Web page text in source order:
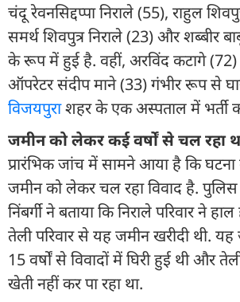
चंदू रेवनसिद्दप्पा निराले (55), राहुल
समर्थ शिवपुत्र निराले (23) और शब्बीर
के रूप में हुई है. वहीं, अरविंद कटागे
ऑपरेटर संदीप माने (33) गंभीर रूप से
विजयपुराशहर के एक अस्पताल में भर्ती
जमीन को लेकर कई वर्षों से चल रहा
प्रारंभिक जांच में सामने आया है कि
जमीन को लेकर चल रहा विवाद है.
निंबर्गी ने बताया कि निराले परिवार ने
तेली परिवार से यह जमीन खरीदी थी.
15 वर्षों से विवादों में घिरी हुई थी और
खेती नहीं कर पा रहा था.